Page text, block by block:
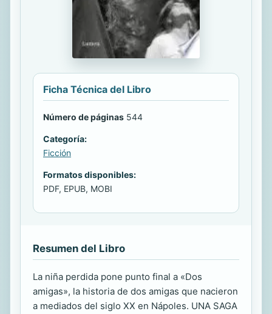
Ficha Técnica del Libro
Número de páginas 544
Categoría:
Ficción
Formatos disponibles:
PDF, EPUB, MOBI
Resumen del Libro
La niña perdida pone punto final a «Dos
amigas», la historia de dos amigas que nacieron
a mediados del siglo XX en Nápoles. UNA SAGA